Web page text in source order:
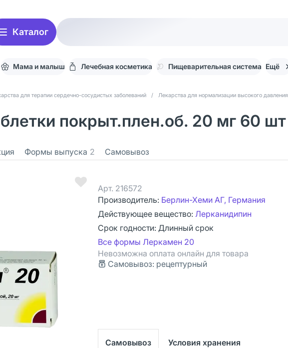
Каталог
Мама и малыш Лечебная косметика Пищеварительная система Ещё
для терапии сердечно-сосудистых заболеваний / Лекарства для нормализации высокого давления
покрыт.плен.об. 20 мг 60 шт
Формы выпуска 2 Самовывоз
Арт. 216572
Производитель: Берлин-Хеми АГ, Германия
Действующее вещество: Лерканидипин
Срок годности: Длинный срок
Все формы Леркамен 20
Невозможна оплата онлайн для товара
Самовывоз: рецептурный
Самовывоз Условия хранения